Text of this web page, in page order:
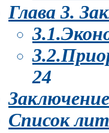
Глава 3.
24
Заключение
Список